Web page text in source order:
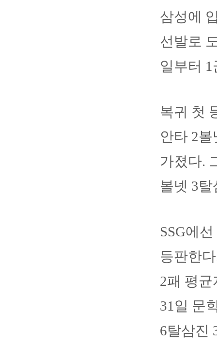
삼성에
선발로
일부터
복귀 첫
안타 2
가졌다.
볼넷 3
SSG에
등판한
2패 평
31일 문
6탈삼진